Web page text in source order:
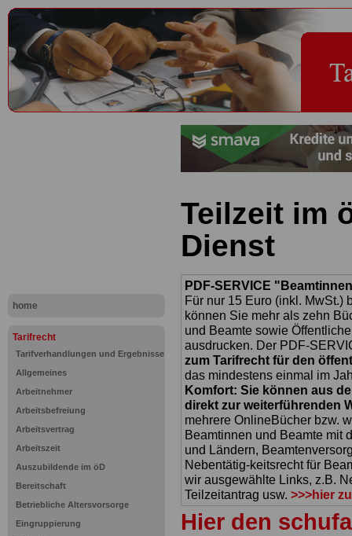
home
Tarifrecht
Tarifverhandlungen und Ergebnisse
Allgemeines
Arbeitnehmer
Arbeitsbefreiung
Arbeitsvertrag
Arbeitszeit
Auszubildende im öD
Bereitschaft
Betriebliche Altersvorsorge
Eingruppierung
Teilzeit im
Dienst
PDF-SERVICE
Für nur 15 Euro (inkl. MwSt.)
können Sie mehr als zehn
und Beamte sowie
ausdrucken. Der PDF-
zum Tarifrecht für den
das mindestens einmal im
Komfort: Sie können aus
direkt zur weiterführenden
mehrere OnlineBücher bzw.
Beamtinnen und Beamte mit
und Ländern,
Nebentätig-keitsrecht für
wir ausgewählte Links, z.B.
Teilzeitantrag usw. >>>hier
Hier den